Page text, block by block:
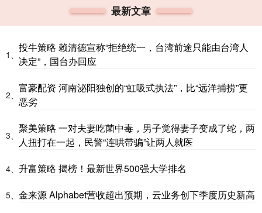
最新文章
1、
投牛策略 赖清德宣称“拒绝统一，台湾前途只能由台湾人
决定”，国台办回应
2、
富豪配资 河南泌阳独创的“虹吸式执法”，比“远洋捕捞”更
恶劣
3、
聚美策略 一对夫妻吃菌中毒，男子觉得妻子变成了蛇，两
人扭打在一起，民警“连哄带骗”让两人就医
4、 升富策略 揭榜！最新世界500强大学排名
5、 金来源 Alphabet营收超出预期，云业务创下季度历史新高